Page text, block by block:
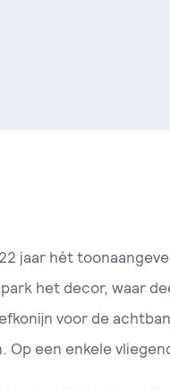
jaar hét
het decor, waar
voor de
Op een enkele